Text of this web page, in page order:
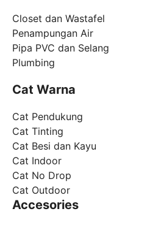
Closet dan Wastafel
Penampungan Air
Pipa PVC dan Selang
Plumbing
Cat Warna
Cat Pendukung
Cat Tinting
Cat Besi dan Kayu
Cat Indoor
Cat No Drop
Cat Outdoor
Accesories